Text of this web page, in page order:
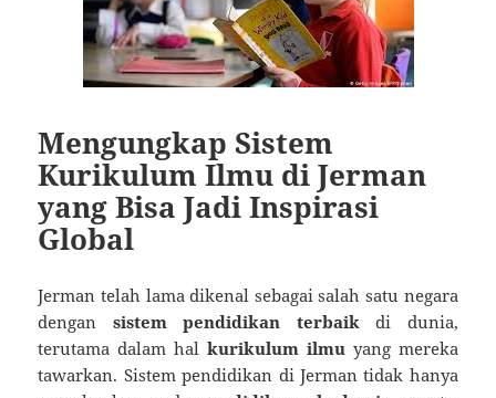
Mengungkap Sistem
Kurikulum Ilmu di Jerman
yang Bisa Jadi Inspirasi
Global
Jerman telah lama dikenal sebagai salah satu negara
dengan sistem pendidikan terbaik di dunia,
terutama dalam hal kurikulum ilmu yang mereka
tawarkan. Sistem pendidikan di Jerman tidak hanya